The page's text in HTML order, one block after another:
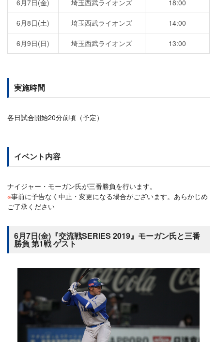
6月7日(金) 埼玉西武ライオンズ 18:00
6月8日(土) 埼玉西武ライオンズ 14:00
6月9日(日) 埼玉西武ライオンズ 13:00
実施時間
各日試合開始20分前頃（予定）
イベント内容
ナイジャー・モーガン氏が三番勝負を行います。
※事前に予告なく中止・変更になる場合がございます。あらかじめ
ご了承ください
6月7日(金)『交流戦SERIES 2019』モーガン氏と三番
勝負 第1戦 ゲスト